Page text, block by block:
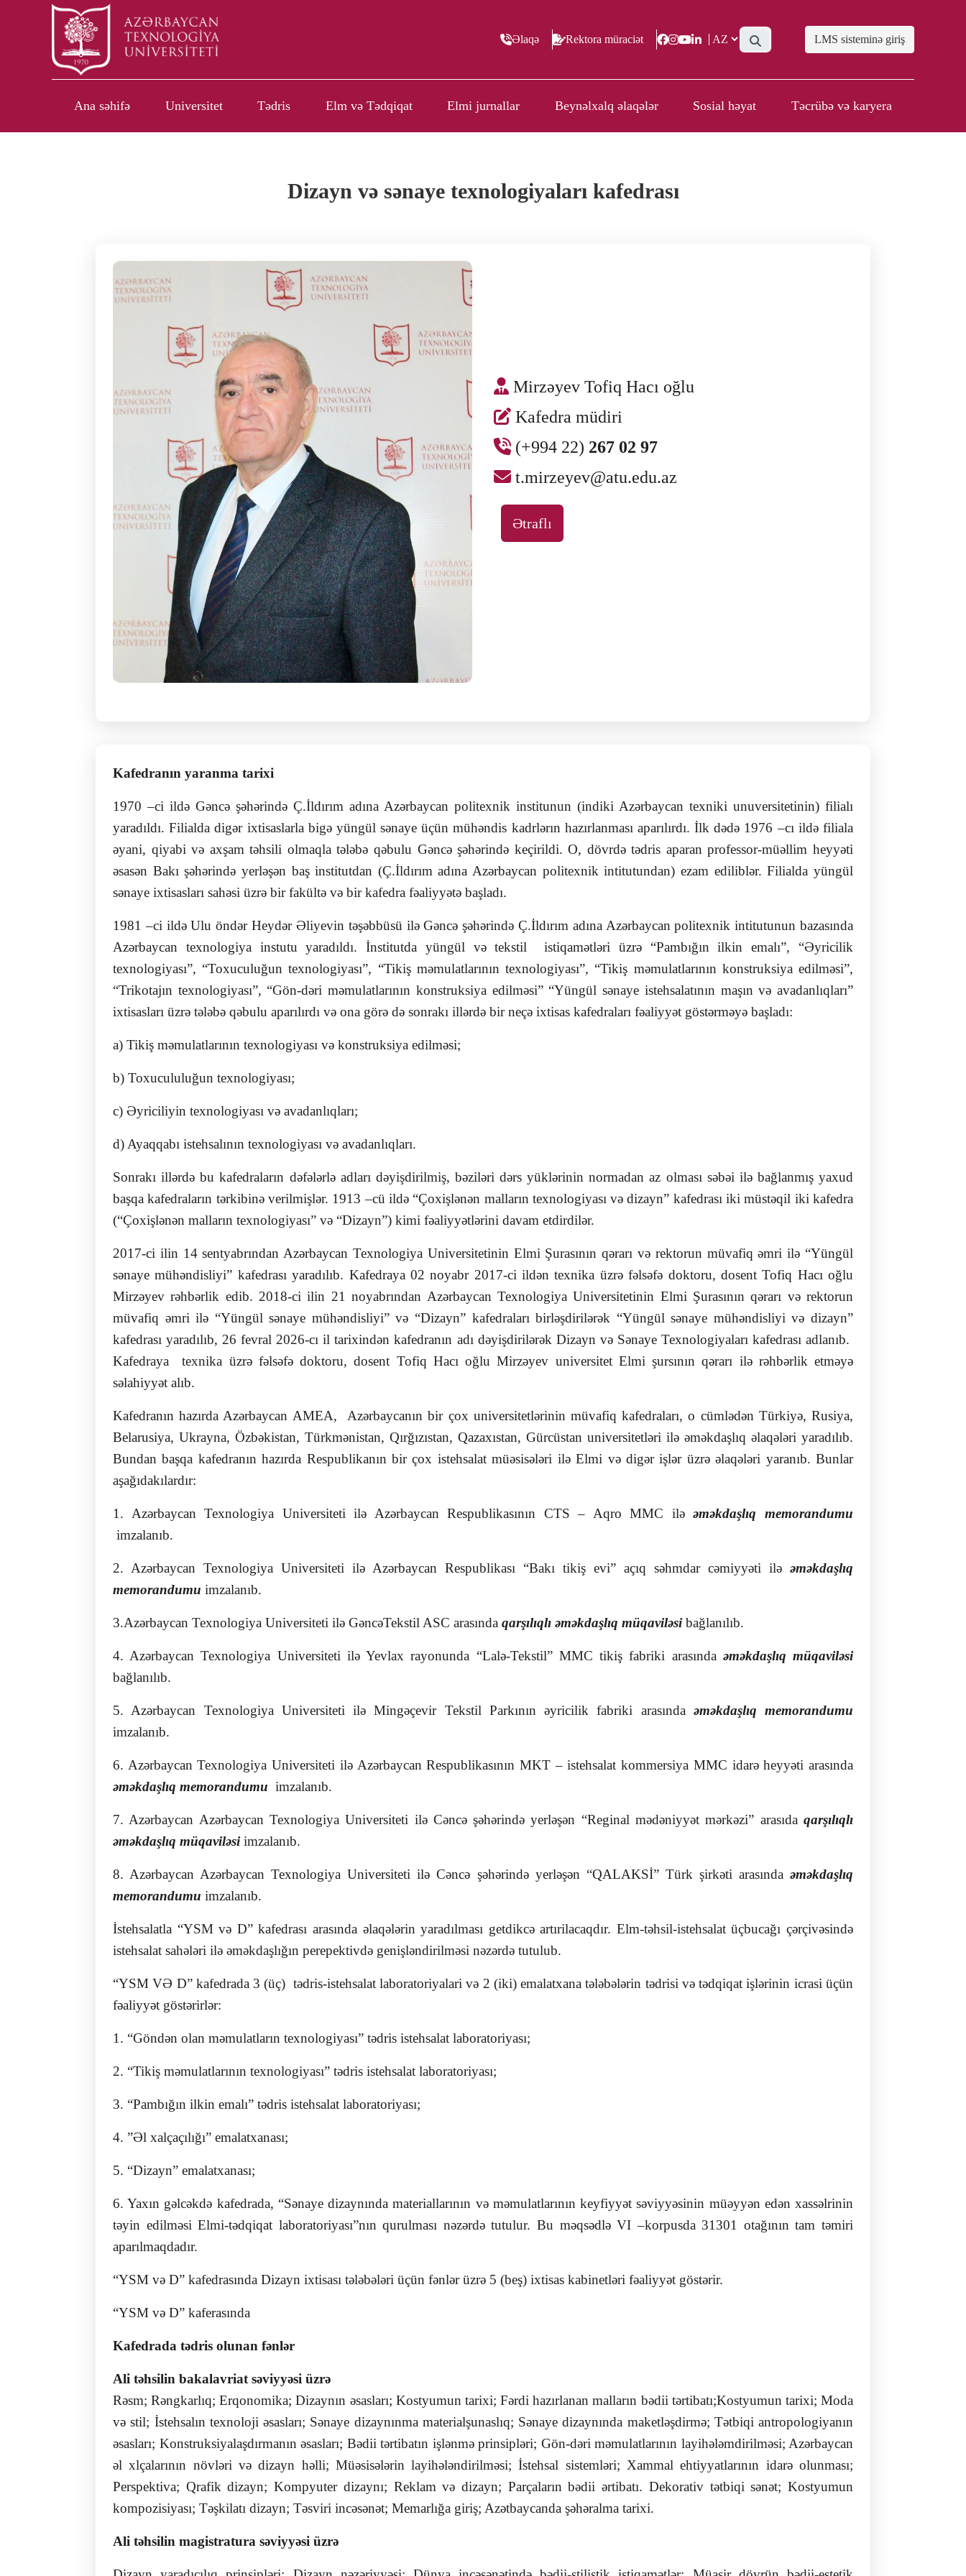
Əlaqə Rektora müraciət LMS sisteminə giriş
Ana səhifə Universitet Tədris Elm və Tədqiqat Elmi jurnallar Beynəlxalq əlaqələr Sosial həyat Təcrübə və karyera
Dizayn və sənaye texnologiyaları kafedrası
Mirzəyev Tofiq Hacı oğlu
Kafedra müdiri
(+994 22) 267 02 97
t.mirzeyev@atu.edu.az
Ətraflı
Kafedranın yaranma tarixi
1970 –ci ildə Gəncə şəhərində Ç.İldırım adına Azərbaycan politexnik institunun (indiki Azərbaycan texniki unuversitetinin) filialı
yaradıldı. Filialda digər ixtisaslarla bigə yüngül sənaye üçün mühəndis kadrlərın hazırlanması aparılırdı. İlk dədə 1976 –cı ildə filiala
əyani, qiyabi və axşam təhsili olmaqla tələbə qəbulu Gəncə şəhərində keçirildi. O, dövrdə tədris aparan professor-müəllim heyyəti
əsasən Bakı şəhərində yerləşən baş institutdan (Ç.İldırım adına Azərbaycan politexnik intitutundan) ezam ediliblər. Filialda yüngül
sənaye ixtisasları sahəsi üzrə bir fakültə və bir kafedra fəaliyyətə başladı.
1981 –ci ildə Ulu öndər Heydər Əliyevin təşəbbüsü ilə Gəncə şəhərində Ç.İldırım adına Azərbaycan politexnik intitutunun bazasında
Azərbaycan texnologiya instutu yaradıldı. İnstitutda yüngül və tekstil istiqamətləri üzrə “Pambığın ilkin emalı”, “Əyricilik
texnologiyası”, “Toxuculuğun texnologiyası”, “Tikiş məmulatlarının texnologiyası”, “Tikiş məmulatlarının konstruksiya edilməsi”,
“Trikotajın texnologiyası”, “Gön-dəri məmulatlarının konstruksiya edilməsi” “Yüngül sənaye istehsalatının maşın və avadanlıqları”
ixtisasları üzrə tələbə qəbulu aparılırdı və ona görə də sonrakı illərdə bir neçə ixtisas kafedraları fəaliyyət göstərməyə başladı:
a) Tikiş məmulatlarının texnologiyası və konstruksiya edilməsi;
b) Toxucululuğun texnologiyası;
c) Əyriciliyin texnologiyası və avadanlıqları;
d) Ayaqqabı istehsalının texnologiyası və avadanlıqları.
Sonrakı illərdə bu kafedraların dəfələrlə adları dəyişdirilmiş, bəziləri dərs yüklərinin normadan az olması səbəi ilə bağlanmış yaxud
başqa kafedraların tərkibinə verilmişlər. 1913 –cü ildə “Çoxişlənən malların texnologiyası və dizayn” kafedrası iki müstəqil iki kafedra
(“Çoxişlənən malların texnologiyası” və “Dizayn”) kimi fəaliyyətlərini davam etdirdilər.
2017-ci ilin 14 sentyabrından Azərbaycan Texnologiya Universitetinin Elmi Şurasının qərarı və rektorun müvafiq əmri ilə “Yüngül
sənaye mühəndisliyi” kafedrası yaradılıb. Kafedraya 02 noyabr 2017-ci ildən texnika üzrə fəlsəfə doktoru, dosent Tofiq Hacı oğlu
Mirzəyev rəhbərlik edib. 2018-ci ilin 21 noyabrından Azərbaycan Texnologiya Universitetinin Elmi Şurasının qərarı və rektorun
müvafiq əmri ilə “Yüngül sənaye mühəndisliyi” və “Dizayn” kafedraları birləşdirilərək “Yüngül sənaye mühəndisliyi və dizayn”
kafedrası yaradılıb, 26 fevral 2026-cı il tarixindən kafedranın adı dəyişdirilərək Dizayn və Sənaye Texnologiyaları kafedrası adlanıb.
Kafedraya texnika üzrə fəlsəfə doktoru, dosent Tofiq Hacı oğlu Mirzəyev universitet Elmi şursının qərarı ilə rəhbərlik etməyə
səlahiyyət alıb.
Kafedranın hazırda Azərbaycan AMEA, Azərbaycanın bir çox universitetlərinin müvafiq kafedraları, o cümlədən Türkiyə, Rusiya,
Belarusiya, Ukrayna, Özbəkistan, Türkmənistan, Qırğızıstan, Qazaxıstan, Gürcüstan universitetləri ilə əməkdaşlıq əlaqələri yaradılıb.
Bundan başqa kafedranın hazırda Respublikanın bir çox istehsalat müəsisələri ilə Elmi və digər işlər üzrə əlaqələri yaranıb. Bunlar
aşağıdakılardır:
1. Azərbaycan Texnologiya Universiteti ilə Azərbaycan Respublikasının CTS – Aqro MMC iləəməkdaşlıq memorandumu
imzalanıb.
2. Azərbaycan Texnologiya Universiteti ilə Azərbaycan Respublikası “Bakı tikiş evi” açıq səhmdar cəmiyyəti ilə əməkdaşlıq
memorandumu imzalanıb.
3.Azərbaycan Texnologiya Universiteti ilə GəncəTekstil ASC arasında qarşılıqlı əməkdaşlıq müqaviləsibağlanılıb.
4. Azərbaycan Texnologiya Universiteti ilə Yevlax rayonunda “Lalə-Tekstil” MMC tikiş fabriki arasında əməkdaşlıq müqaviləsi
bağlanılıb.
5. Azərbaycan Texnologiya Universiteti ilə Mingəçevir Tekstil Parkının əyricilik fabriki arasında əməkdaşlıq memorandumu
imzalanıb.
6. Azərbaycan Texnologiya Universiteti ilə Azərbaycan Respublikasının MKT – istehsalat kommersiya MMC idarə heyyəti arasında
əməkdaşlıq memorandumu imzalanıb.
7. Azərbaycan Azərbaycan Texnologiya Universiteti ilə Cəncə şəhərində yerləşən “Reginal mədəniyyət mərkəzi” arasıda qarşılıqlı
əməkdaşlıq müqaviləsiimzalanıb.
8. Azərbaycan Azərbaycan Texnologiya Universiteti ilə Cəncə şəhərində yerləşən “QALAKSİ” Türk şirkəti arasında əməkdaşlıq
memorandumu imzalanıb.
İstehsalatla “YSM və D” kafedrası arasında əlaqələrin yaradılması getdikcə artırilacaqdır. Elm-təhsil-istehsalat üçbucağı çərçivəsində
istehsalat sahələri ilə əməkdaşlığın perepektivdə genişləndirilməsi nəzərdə tutulub.
“YSM VƏ D” kafedrada 3 (üç) tədris-istehsalat laboratoriyalari və 2 (iki) emalatxana tələbələrin tədrisi və tədqiqat işlərinin icrasi üçün
fəaliyyət göstərirlər:
1. “Göndən olan məmulatların texnologiyası” tədris istehsalat laboratoriyası;
2. “Tikiş məmulatlarının texnologiyası” tədris istehsalat laboratoriyası;
3. “Pambığın ilkin emalı” tədris istehsalat laboratoriyası;
4. ”Əl xalçaçılığı” emalatxanası;
5. “Dizayn” emalatxanası;
6. Yaxın gəlcəkdə kafedrada, “Sənaye dizaynında materiallarının və məmulatlarının keyfiyyət səviyyəsinin müəyyən edən xassəlrinin
təyin edilməsi Elmi-tədqiqat laboratoriyası”nın qurulması nəzərdə tutulur. Bu məqsədlə VI –korpusda 31301 otağının tam təmiri
aparılmaqdadır.
“YSM və D” kafedrasında Dizayn ixtisası tələbələri üçün fənlər üzrə 5 (beş) ixtisas kabinetləri fəaliyyət göstərir.
“YSM və D” kaferasında
Kafedrada tədris olunan fənlər
Ali təhsilin bakalavriat səviyyəsi üzrə
Rəsm; Rəngkarlıq; Erqonomika; Dizaynın əsasları; Kostyumun tarixi; Fərdi hazırlanan malların bədii tərtibatı;Kostyumun tarixi; Moda
və stil; İstehsalın texnoloji əsasları; Sənaye dizaynınma materialşunaslıq; Sənaye dizaynında maketləşdirmə; Tətbiqi antropologiyanın
əsasları; Konstruksiyalaşdırmanın əsasları; Bədii tərtibatın işlənmə prinsipləri; Gön-dəri məmulatlarının layihələmdirilməsi; Azərbaycan
əl xlçalarının növləri və dizayn həlli; Müəsisələrin layihələndirilməsi; İstehsal sistemləri; Xammal ehtiyyatlarının idarə olunması;
Perspektiva; Qrafik dizayn; Kompyuter dizaynı; Reklam və dizayn; Parçaların bədii ərtibatı. Dekorativ tətbiqi sənət; Kostyumun
kompozisiyası; Təşkilatı dizayn; Təsviri incəsənət; Memarlığa giriş; Azətbaycanda şəhəralma tarixi.
Ali təhsilin magistratura səviyyəsi üzrə